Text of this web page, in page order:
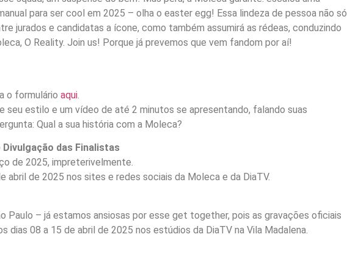
para ser cool em 2025 – olha o easter egg! Essa lindeza de pessoa não só
jurados e candidatas a ícone, como também assumirá as rédeas, conduzindo
O Reality. Join us! Porque já prevemos que vem fandom por aí!
o formulário aqui.
seu estilo e um vídeo de até 2 minutos se apresentando, falando suas
Qual a sua história com a Moleca?
das Finalistas
de 2025, impreterivelmente.
abril de 2025 nos sites e redes sociais da Moleca e da DiaTV.
Paulo – já estamos ansiosas por esse get together, pois as gravações oficiais
dias 08 a 15 de abril de 2025 nos estúdios da DiaTV na Vila Madalena.